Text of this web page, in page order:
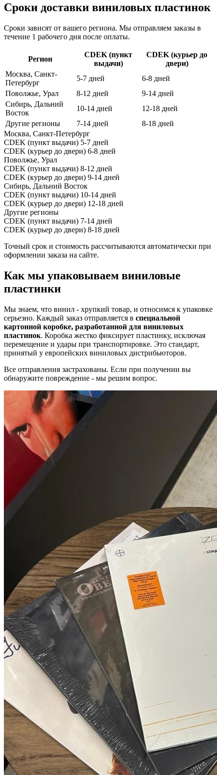
Сроки доставки виниловых пластинок
Сроки зависят от вашего региона. Мы отправляем заказы в
течение 1 рабочего дня после оплаты.
Регион
CDEK (пункт
выдачи)
CDEK (курьер до
двери)
Москва, Санкт-
Петербург
5-7 дней
6-8 дней
Поволжье, Урал
8-12 дней
9-14 дней
Сибирь, Дальний
Восток
10-14 дней
12-18 дней
Другие регионы
7-14 дней
8-18 дней
Москва, Санкт-Петербург
CDEK (пункт выдачи) 5-7 дней
CDEK (курьер до двери) 6-8 дней
Поволжье, Урал
CDEK (пункт выдачи) 8-12 дней
CDEK (курьер до двери) 9-14 дней
Сибирь, Дальний Восток
CDEK (пункт выдачи) 10-14 дней
CDEK (курьер до двери) 12-18 дней
Другие регионы
CDEK (пункт выдачи) 7-14 дней
CDEK (курьер до двери) 8-18 дней
Точный срок и стоимость рассчитываются автоматически при
оформлении заказа на сайте.
Как мы упаковываем виниловые
пластинки
Мы знаем, что винил - хрупкий товар, и относимся к упаковке
серьезно. Каждый заказ отправляется в специальной
картонной коробке, разработанной для виниловых
пластинок. Коробка жестко фиксирует пластинку, исключая
перемещение и удары при транспортировке. Это стандарт,
принятый у европейских виниловых дистрибьюторов.
Все отправления застрахованы. Если при получении вы
обнаружите повреждение - мы решим вопрос.